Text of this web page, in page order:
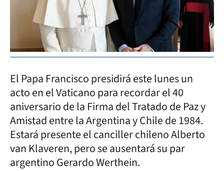
El Papa Francisco presidirá este lunes un
acto en el Vaticano para recordar el 40
aniversario de la Firma del Tratado de Paz y
Amistad entre la Argentina y Chile de 1984.
Estará presente el canciller chileno Alberto
van Klaveren, pero se ausentará su par
argentino Gerardo Werthein.